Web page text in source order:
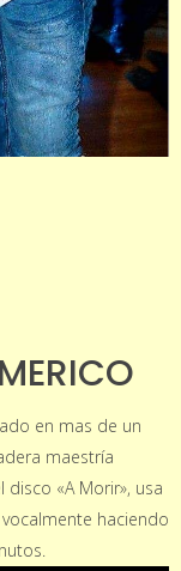
en mas de un
maestría
«A Morir», usa
haciendo